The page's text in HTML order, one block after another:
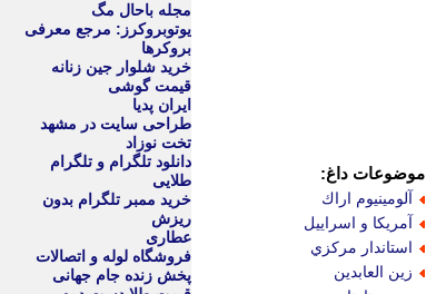
موضوعات داغ:
آلومينيوم اراك
آمريكا و اسراييل
استاندار مركزي
زين العابدين
مجله باحال مگ
یوتوبروکرز: مرجع معرفی
بروکرها
خرید شلوار جین زنانه
قیمت گوشی
ایران پدیا
طراحی سایت در مشهد
تخت نوزاد
دانلود تلگرام و تلگرام
طلایی
خرید ممبر تلگرام بدون
ریزش
عطاری
فروشگاه لوله و اتصالات
پخش زنده جام جهانی